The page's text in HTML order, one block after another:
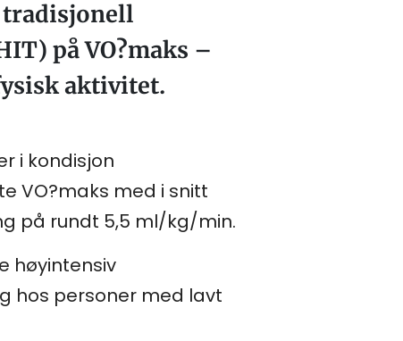
tradisjonell
på VO?maks –
aktivitet.
i kondisjon
VO?maks med i snitt
på rundt 5,5 ml/kg/min.
høyintensiv
hos personer med lavt